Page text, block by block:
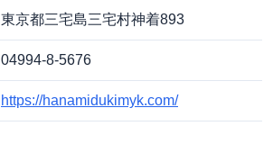
東京都三宅島三宅村神着893
04994-8-5676
https://hanamidukimyk.com/